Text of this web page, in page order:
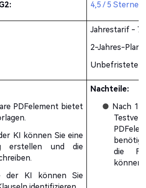
4,5 / 5 Sterne
Jahrestarif -
2-Jahres-Plan
Unbefristeter
PDFelement bietet
KI können Sie eine
erstellen und die
der KI können Sie
Nachteile:
● Nach
die
können.